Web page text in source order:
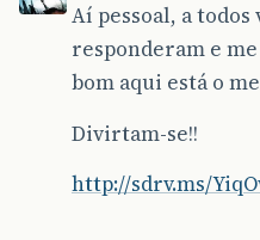
Aí pessoal, a todos
responderam e
bom aqui está o
Divirtam-se!!
http://sdrv.ms/